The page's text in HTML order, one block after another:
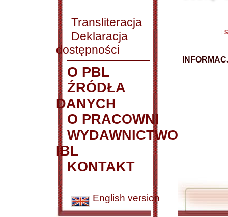
Transliteracja
Deklaracja
dostępności
O PBL
ŹRÓDŁA
DANYCH
O PRACOWNI
WYDAWNICTWO
IBL
KONTAKT
English version
|